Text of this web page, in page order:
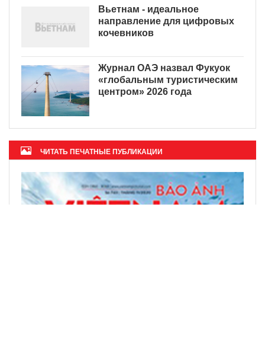
Вьетнам - идеальное
направление для цифровых
кочевников
Журнал ОАЭ назвал Фукуок
«глобальным туристическим
центром» 2026 года
ЧИТАТЬ ПЕЧАТНЫЕ ПУБЛИКАЦИИ